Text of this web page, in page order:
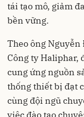
tái tạo mô, giảm
bền vững.
Theo ông
Công ty Haliphar,
cung ứng nguồn
thống thiết bị đạt
cùng đội ngũ